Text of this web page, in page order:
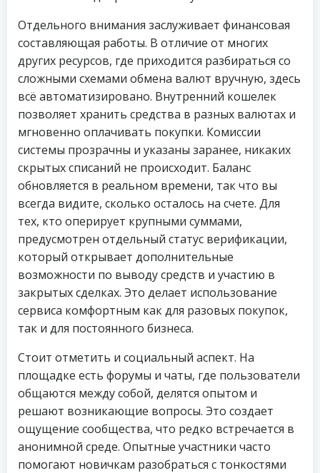
Отдельного внимания заслуживает финансовая
составляющая работы. В отличие от многих
других ресурсов, где приходится разбираться со
сложными схемами обмена валют вручную, здесь
всё автоматизировано. Внутренний кошелек
позволяет хранить средства в разных валютах и
мгновенно оплачивать покупки. Комиссии
системы прозрачны и указаны заранее, никаких
скрытых списаний не происходит. Баланс
обновляется в реальном времени, так что вы
всегда видите, сколько осталось на счете. Для
тех, кто оперирует крупными суммами,
предусмотрен отдельный статус верификации,
который открывает дополнительные
возможности по выводу средств и участию в
закрытых сделках. Это делает использование
сервиса комфортным как для разовых покупок,
так и для постоянного бизнеса.
Стоит отметить и социальный аспект. На
площадке есть форумы и чаты, где пользователи
общаются между собой, делятся опытом и
решают возникающие вопросы. Это создает
ощущение сообщества, что редко встречается в
анонимной среде. Опытные участники часто
помогают новичкам разобраться с тонкостями